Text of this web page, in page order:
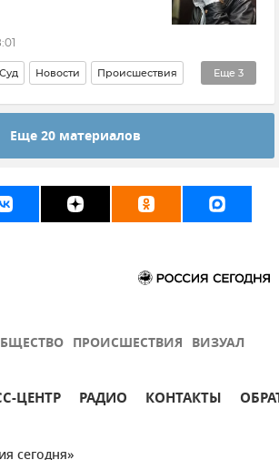
Еще 3
Суд Новости Происшествия
Домодедово Россия
Еще 20 материалов
ПРОИСШЕСТВИЯ ВИЗУАЛ
ЦЕНТР РАДИО КОНТАКТЫ
сегодня»